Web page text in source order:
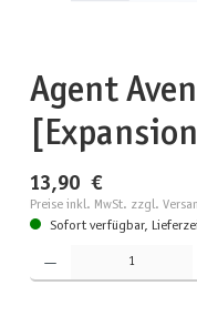
Agent
13,90 €
Preise inkl. MwSt. zzgl.
Sofort verfügbar,
Produkt Anzahl: Gib den